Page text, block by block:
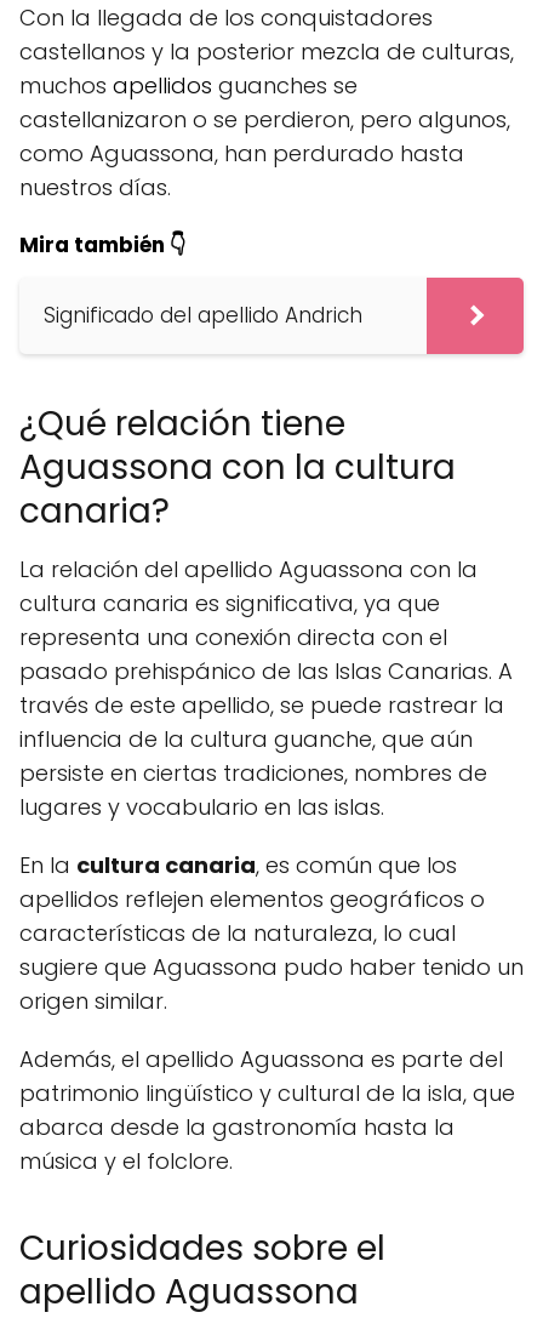
Con la llegada de los conquistadores
castellanos y la posterior mezcla de culturas,
muchos apellidos guanches se
castellanizaron o se perdieron, pero algunos,
como Aguassona, han perdurado hasta
nuestros días.
Mira también 👇
Significado del apellido Andrich
¿Qué relación tiene
Aguassona con la cultura
canaria?
La relación del apellido Aguassona con la
cultura canaria es significativa, ya que
representa una conexión directa con el
pasado prehispánico de las Islas Canarias. A
través de este apellido, se puede rastrear la
influencia de la cultura guanche, que aún
persiste en ciertas tradiciones, nombres de
lugares y vocabulario en las islas.
En la cultura canaria, es común que los
apellidos reflejen elementos geográficos o
características de la naturaleza, lo cual
sugiere que Aguassona pudo haber tenido un
origen similar.
Además, el apellido Aguassona es parte del
patrimonio lingüístico y cultural de la isla, que
abarca desde la gastronomía hasta la
música y el folclore.
Curiosidades sobre el
apellido Aguassona